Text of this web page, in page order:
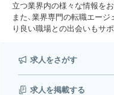
立つ業界内の様々な情報をお
また、業界専門の転職エー
り良い職場との出会いもサ
求人をさがす
求人を掲載する